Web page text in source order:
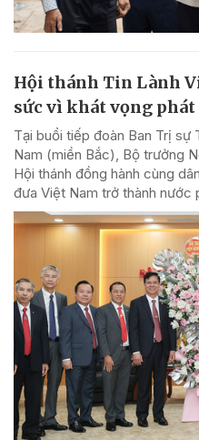
Hội thánh Tin Lành
sức vì khát vọng
Tại buổi tiếp đoàn Ban Trị sự
Nam (miền Bắc), Bộ trưởng
Hội thánh đồng hành cùng
đưa Việt Nam trở thành nước